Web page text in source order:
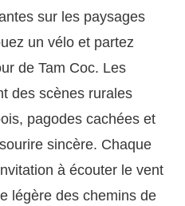
sur les paysages
un vélo et partez
de Tam Coc. Les
des scènes rurales
pagodes cachées et
sincère. Chaque
à écouter le vent
légère des chemins de